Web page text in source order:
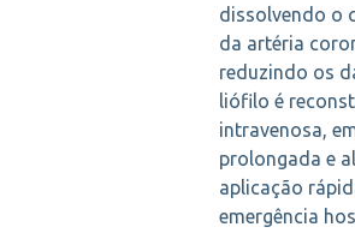
dissolvendo o
da artéria
reduzindo os
liófilo é
intravenosa,
prolongada e
aplicação
emergência